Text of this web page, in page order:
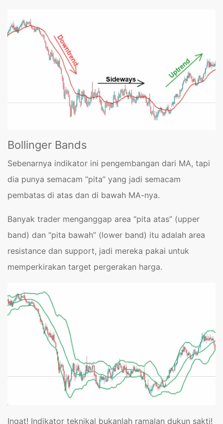
Bollinger Bands
Sebenarnya indikator ini pengembangan dari MA, tapi
dia punya semacam “pita” yang jadi semacam
pembatas di atas dan di bawah MA-nya.
Banyak trader menganggap area “pita atas” (upper
band) dan “pita bawah” (lower band) itu adalah area
resistance dan support, jadi mereka pakai untuk
memperkirakan target pergerakan harga.
Ingat! Indikator teknikal bukanlah ramalan dukun sakti!